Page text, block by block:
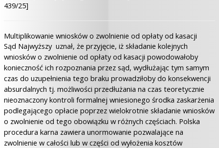
439/25]
Multiplikowanie wniosków o zwolnienie od opłaty od kasacji
Sąd Najwyższy uznał, że przyjęcie, iż składanie kolejnych
wniosków o zwolnienie od opłaty od kasacji powodowałoby
konieczność ich rozpoznania przez sąd, wydłużając tym samym
czas do uzupełnienia tego braku prowadziłoby do konsekwencji
absurdalnych tj. możliwości przedłużania na czas teoretycznie
nieoznaczony kontroli formalnej wniesionego środka zaskarżenia
podlegającego opłacie poprzez wielokrotnie składanie wniosków
o zwolnienie od tego obowiązku w różnych częściach. Polska
procedura karna zawiera unormowanie pozwalające na
zwolnienie w całości lub w części od wyłożenia kosztów